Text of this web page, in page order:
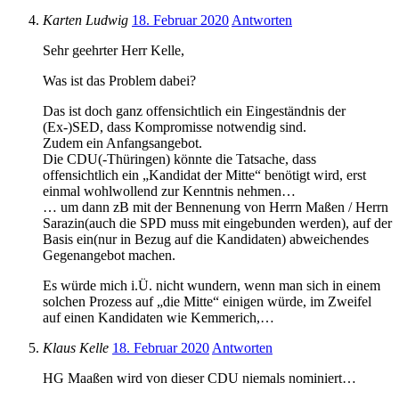
Karten Ludwig 18. Februar 2020 Antworten
Sehr geehrter Herr Kelle,
Was ist das Problem dabei?
Das ist doch ganz offensichtlich ein Eingeständnis der
(Ex-)SED, dass Kompromisse notwendig sind.
Zudem ein Anfangsangebot.
Die CDU(-Thüringen) könnte die Tatsache, dass
offensichtlich ein „Kandidat der Mitte“ benötigt wird, erst
einmal wohlwollend zur Kenntnis nehmen…
… um dann zB mit der Bennenung von Herrn Maßen / Herrn
Sarazin(auch die SPD muss mit eingebunden werden), auf der
Basis ein(nur in Bezug auf die Kandidaten) abweichendes
Gegenangebot machen.
Es würde mich i.Ü. nicht wundern, wenn man sich in einem
solchen Prozess auf „die Mitte“ einigen würde, im Zweifel
auf einen Kandidaten wie Kemmerich,…
Klaus Kelle 18. Februar 2020 Antworten
HG Maaßen wird von dieser CDU niemals nominiert…